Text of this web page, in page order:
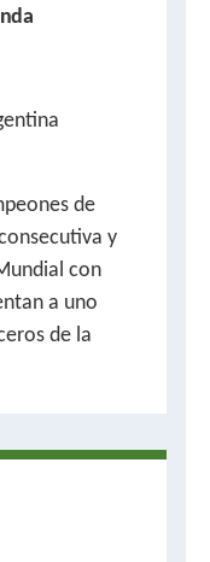
de
y
con
a uno
de la